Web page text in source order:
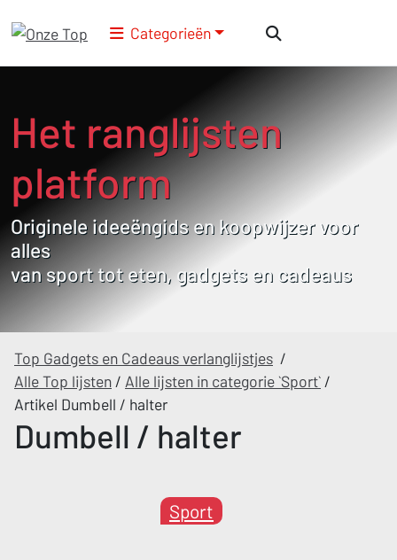
Categorieën
Het ranglijsten
platform
Originele ideeëngids en koopwijzer voor
alles
van sport tot eten, gadgets en cadeaus
Top Gadgets en Cadeaus verlanglijstjes /
Alle Top lijsten / Alle lijsten in categorie `Sport` /
Artikel Dumbell / halter
Dumbell / halter
Sport